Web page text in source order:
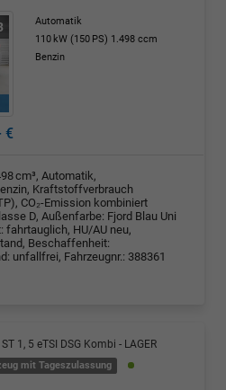
Automatik
110 kW (150 PS) 1.498 ccm
Benzin
€
cm³, Automatik,
Kraftstoffverbrauch
CO₂-Emission kombiniert
D, Außenfarbe: Fjord Blau Uni
fahrtauglich, HU/AU neu,
Beschaffenheit:
unfallfrei, Fahrzeugnr.: 388361
ST 1, 5 eTSI DSG Kombi - LAGER
mit Tageszulassung